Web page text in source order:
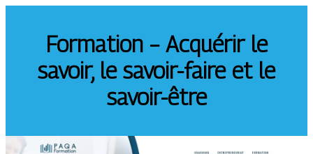
Formation – Acquérir le
savoir, le savoir-faire et le
savoir-être